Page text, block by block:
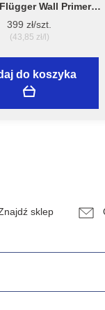
Wall Primer
- grunt tworzący
powierzchnię
399 zł/szt.
(43,85 zł/l)
do koszyka
sklep